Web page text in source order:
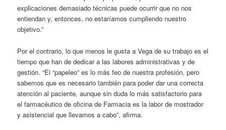
explicaciones demasiado técnicas puede ocurrir que no nos
entiendan y, entonces, no estaríamos cumpliendo nuestro
objetivo.”
Por el contrario, lo que menos le gusta a Vega de su trabajo es el
tiempo que han de dedicar a las labores administrativas y de
gestión. “El “papeleo” es lo más feo de nuestra profesión, pero
sabemos que es necesario también para poder dar una correcta
atención al paciente, aunque sin duda lo más satisfactorio para
el farmacéutico de oficina de Farmacia es la labor de mostrador
y asistencial que llevamos a cabo”, afirma.